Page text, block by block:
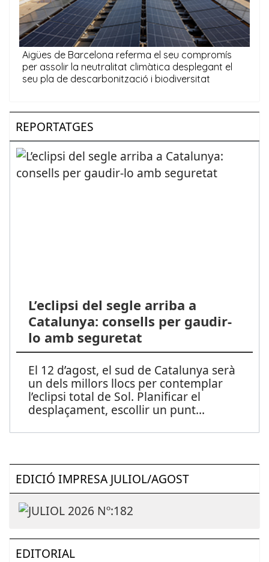
REPORTATGES
L’eclipsi del segle arriba a
Catalunya: consells per gaudir-
lo amb seguretat
El 12 d’agost, el sud de Catalunya serà
un dels millors llocs per contemplar
l’eclipsi total de Sol. Planificar el
desplaçament, escollir un punt...
EDICIÓ IMPRESA JULIOL/AGOST
EDITORIAL